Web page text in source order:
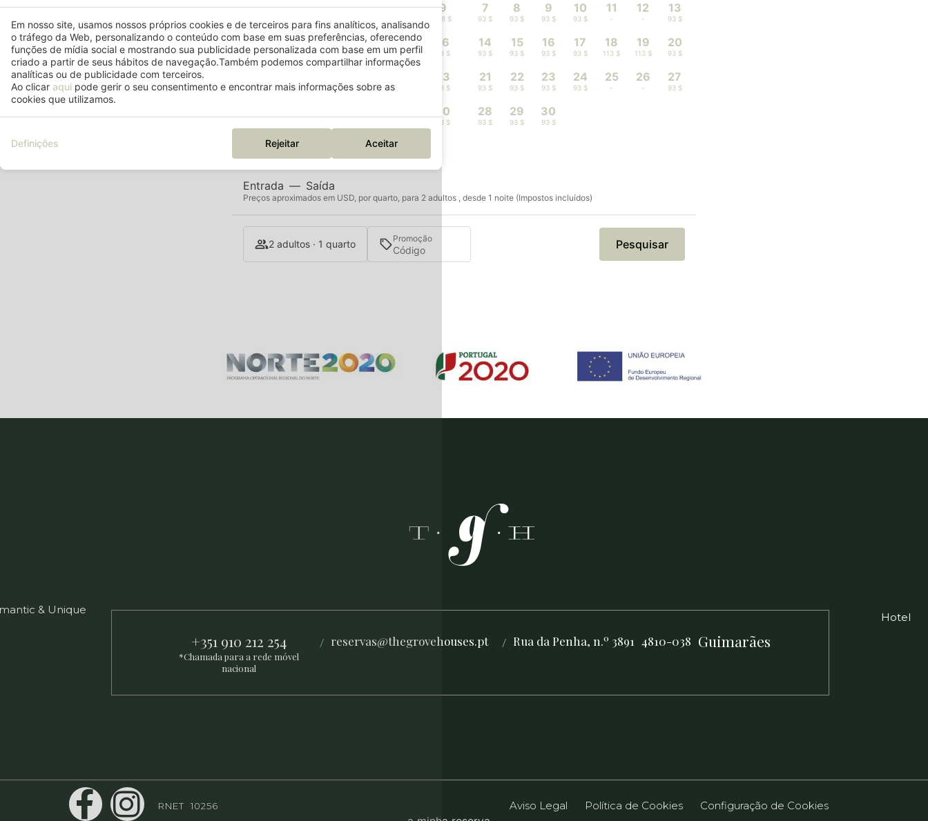
3 4 5 6 7 8 9
108 $
10
-
11
108 $
12
93 $
13
108 $
14
113 $
15
-
16
93 $
138 $ 93 $ - 108 $ 179 $
23
93 $
30
93 $
7
93 $
8
93 $
9
93 $
10
93 $
11
-
12
-
13
93 $
14
93 $
15
93 $
16
93 $
17
93 $
18
113 $
19
113 $
20
93 $
21
93 $
22
93 $
23
93 $
24
93 $
25
-
26
-
27
93 $
28
93 $
29
93 $
30
93 $
Entrada — Saída
Preços aproximados em USD, por quarto, para 2 adultos , desde 1 noite (Impostos incluídos)
2 adultos · 1 quarto Promoção Pesquisar
& Unique
+351 910 212 254
*Chamada para a rede móvel
nacional
/ reservas@thegrovehouses.pt / Rua da Penha, n.º 3891 4810-038 Guimarães
Hotel
RNET 10256 Aviso Legal Política de Cookies Configuração de Cookies
Em nosso site, usamos nossos próprios cookies e de terceiros para fins analíticos, analisando
o tráfego da Web, personalizando o conteúdo com base em suas preferências, oferecendo
funções de mídia social e mostrando sua publicidade personalizada com base em um perfil
criado a partir de seus hábitos de navegação.Também podemos compartilhar informações
analíticas ou de publicidade com terceiros.
Ao clicar aqui pode gerir o seu consentimento e encontrar mais informações sobre as
cookies que utilizamos.
Definições Rejeitar Aceitar